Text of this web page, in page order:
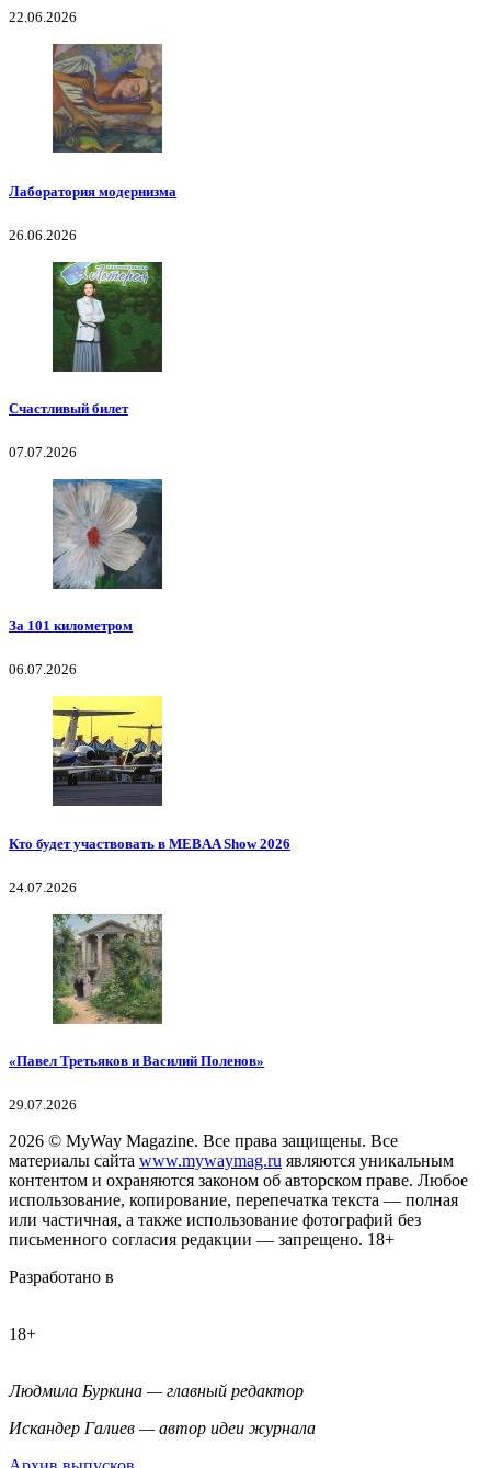
22.06.2026
Лаборатория модернизма
26.06.2026
Счастливый билет
07.07.2026
За 101 километром
06.07.2026
Кто будет участвовать в MEBAA Show 2026
24.07.2026
«Павел Третьяков и Василий Поленов»
29.07.2026
2026 © MyWay Magazine. Все права защищены. Все
материалы сайта www.mywaymag.ru являются уникальным
контентом и охраняются законом об авторском праве. Любое
использование, копирование, перепечатка текста — полная
или частичная, а также использование фотографий без
письменного согласия редакции — запрещено. 18+
Разработано в
18+
Людмила Буркина — главный редактор
Искандер Галиев — автор идеи журнала